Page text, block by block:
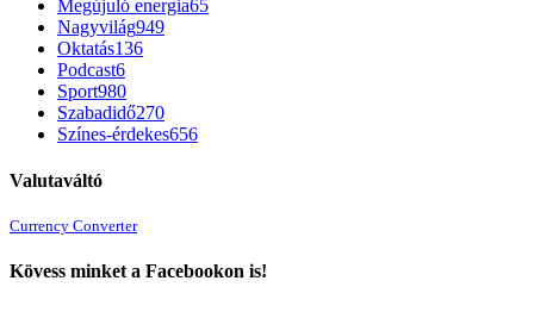
Megújuló energia65
Nagyvilág949
Oktatás136
Podcast6
Sport980
Szabadidő270
Színes-érdekes656
Valutaváltó
Currency Converter
Kövess minket a Facebookon is!